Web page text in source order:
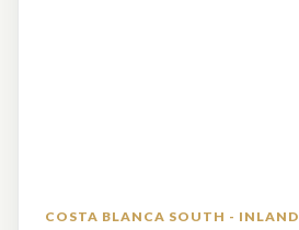
COSTA BLANCA SOUTH - INLAND